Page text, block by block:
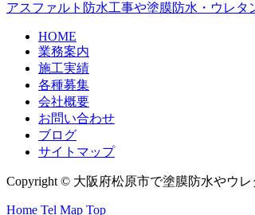
アスファルト防水工事や塗膜防水・ウレ
HOME
業務案内
施工実績
各種募集
会社概要
お問い合わせ
ブログ
サイトマップ
Copyright © 大阪府松原市で塗膜防水やウ
Home Tel Map Top